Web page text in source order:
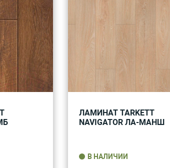
ЛАМИНАТ TARKETT
NAVIGATOR ЛА-МАНШ
В НАЛИЧИИ